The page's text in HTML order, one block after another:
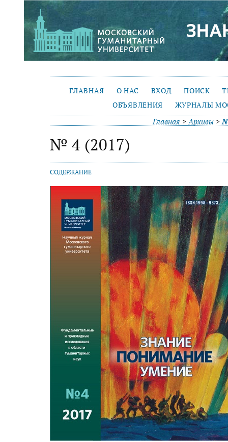
ГЛАВНАЯ О НАС ВХОД ПОИСК
ОБЪЯВЛЕНИЯ
ЖУРНАЛЫ
Главная >Архивы>
№ 4 (2017)
СОДЕРЖАНИЕ